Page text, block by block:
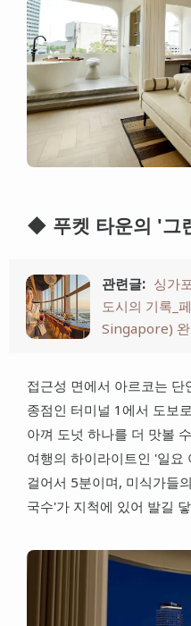
◆ 푸켓 타운의 '그
관련글: 싱가
도시의 기록_
Singapore)
접근성 면에서 아르코는 단
종점인 터미널 1에서 도보
아껴 도넛 하나를 더 맛볼
여행의 하이라이트인 '일요
걸어서 5분이며, 미식가들
국수'가 지척에 있어 발길